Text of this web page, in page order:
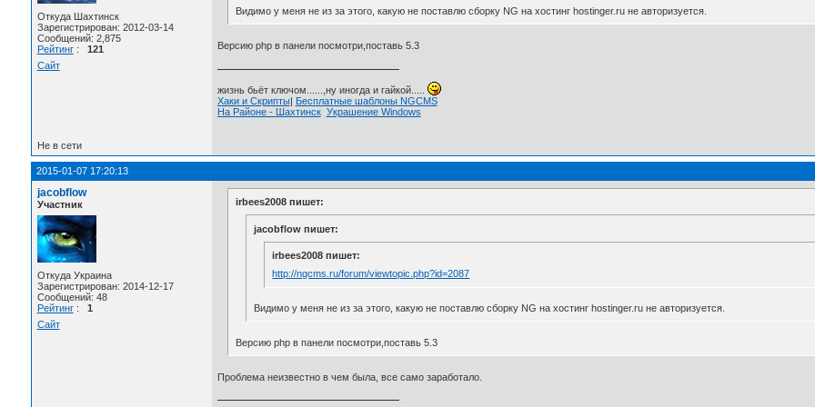
Откуда Шахтинск
Зарегистрирован: 2012-03-14
Сообщений: 2,875
Рейтинг: 121
Сайт
Видимо у меня не из за этого, какую не поставлю сборку NG на хостинг hostinger.ru не авторизуется.
Версию php в панели посмотри,поставь 5.3
жизнь бьёт ключом......,ну иногда и гайкой.....
Хаки и Скрипты|
Бесплатные шаблоны NGCMS
На Районе - Шахтинск Украшение Windows
Не в сети
2015-01-07 17:20:13
jacobflow
Участник
Откуда Украина
Зарегистрирован: 2014-12-17
Сообщений: 48
Рейтинг: 1
Сайт
irbees2008 пишет:
jacobflow пишет:
irbees2008 пишет:
http://ngcms.ru/forum/viewtopic.php?id=2087
Видимо у меня не из за этого, какую не поставлю сборку NG на хостинг hostinger.ru не авторизуется.
Версию php в панели посмотри,поставь 5.3
Проблема неизвестно в чем была, все само заработало.